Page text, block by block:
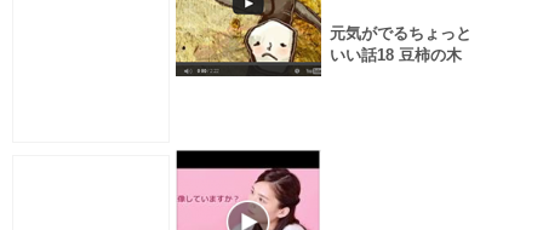
元気がでるちょっと
いい話18 豆柿の木